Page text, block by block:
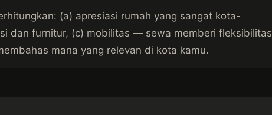
(a) apresiasi rumah yang sangat kota-
dan furnitur, (c) mobilitas — sewa memberi fleksibilitas
mana yang relevan di kota kamu.